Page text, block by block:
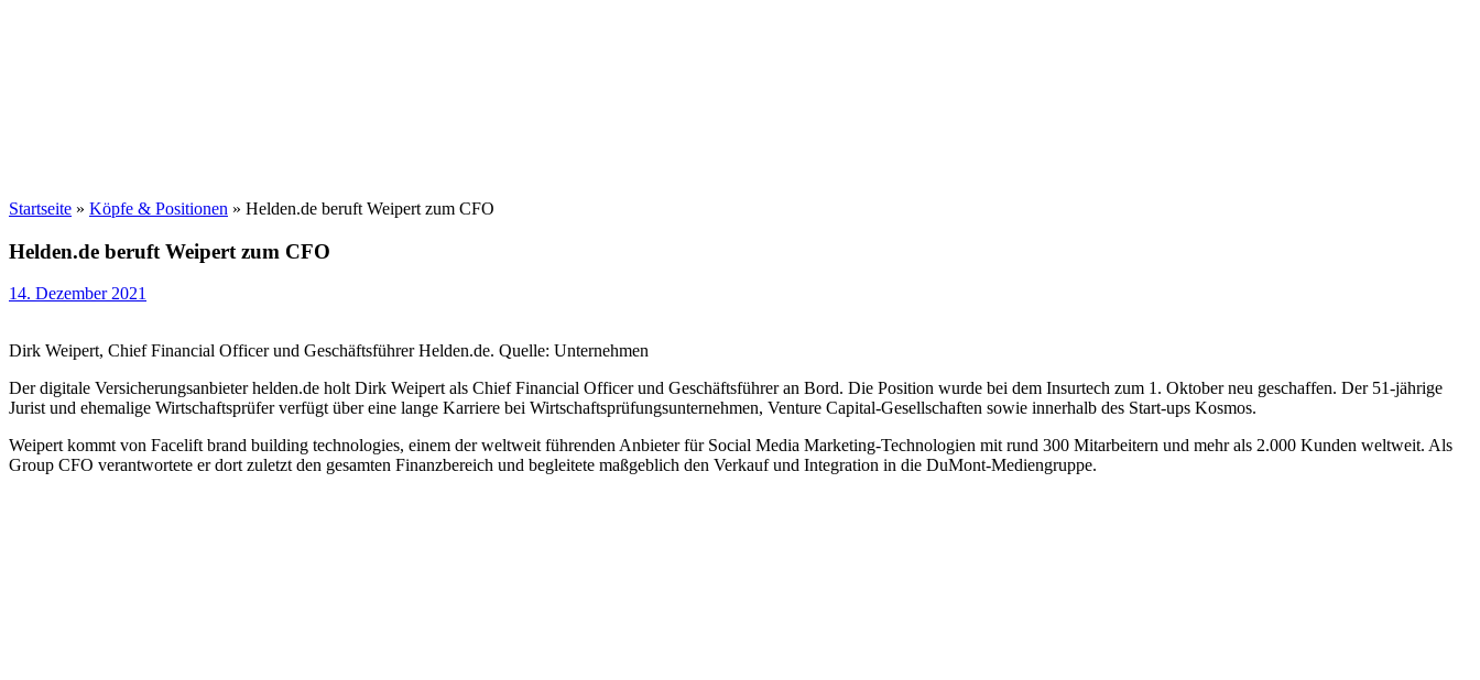
Startseite » Köpfe & Positionen » Helden.de beruft Weipert zum CFO
Helden.de beruft Weipert zum CFO
14. Dezember 2021
Dirk Weipert, Chief Financial Officer und Geschäftsführer Helden.de. Quelle: Unternehmen
Der digitale Versicherungsanbieter helden.de holt Dirk Weipert als Chief Financial Officer und Geschäftsführer an Bord. Die Position wurde bei dem Insurtech zum 1. Oktober neu geschaffen. Der 51-jährige
Jurist und ehemalige Wirtschaftsprüfer verfügt über eine lange Karriere bei Wirtschaftsprüfungsunternehmen, Venture Capital-Gesellschaften sowie innerhalb des Start-ups Kosmos.
Weipert kommt von Facelift brand building technologies, einem der weltweit führenden Anbieter für Social Media Marketing-Technologien mit rund 300 Mitarbeitern und mehr als 2.000 Kunden weltweit. Als
Group CFO verantwortete er dort zuletzt den gesamten Finanzbereich und begleitete maßgeblich den Verkauf und Integration in die DuMont-Mediengruppe.